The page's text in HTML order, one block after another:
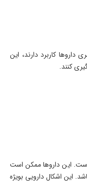
داروها کاربرد دارند، این
کنند.
این داروها ممکن است
این اشکال دارویی بویژه